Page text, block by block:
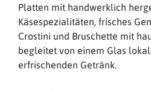
Platten mit handwerklich
Käsespezialitäten, frisches
Crostini und Bruschette mit
begleitet von einem Glas
erfrischenden Getränk.